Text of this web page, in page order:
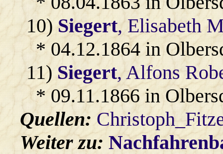
10)Siegert, Elisabeth
* 04.12.1864 in
11)Siegert, Alfons
* 09.11.1866 in
Quellen:
Weiter zu: